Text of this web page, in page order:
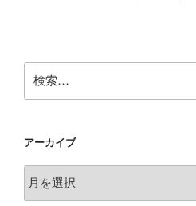
索:
アーカイブ
ー